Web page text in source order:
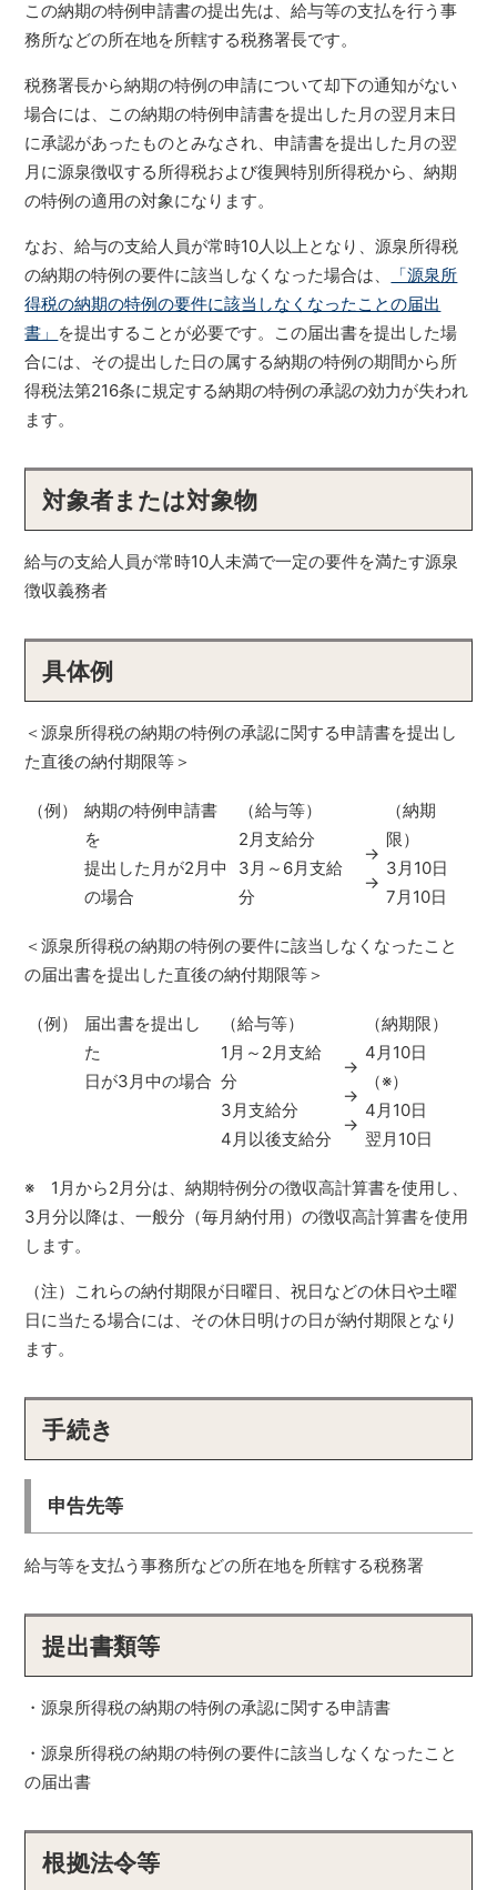
この納期の特例申請書の提出先は、給与等の支払を行う事
務所などの所在地を所轄する税務署長です。
税務署長から納期の特例の申請について却下の通知がない
場合には、この納期の特例申請書を提出した月の翌月末日
に承認があったものとみなされ、申請書を提出した月の翌
月に源泉徴収する所得税および復興特別所得税から、納期
の特例の適用の対象になります。
なお、給与の支給人員が常時10人以上となり、源泉所得税
の納期の特例の要件に該当しなくなった場合は、
「源泉所
得税の納期の特例の要件に該当しなくなったことの届出
書」 を提出することが必要です。この届出書を提出した場
合には、その提出した日の属する納期の特例の期間から所
得税法第216条に規定する納期の特例の承認の効力が失われ
ます。
対象者または対象物
給与の支給人員が常時10人未満で一定の要件を満たす源泉
徴収義務者
具体例
＜源泉所得税の納期の特例の承認に関する申請書を提出し
た直後の納付期限等＞
（例）
納期の特例申請書
を
提出した月が2月中
の場合
（給与等）
2月支給分
3月～6月支給
分
→
→
（納期
限）
3月10日
7月10日
＜源泉所得税の納期の特例の要件に該当しなくなったこと
の届出書を提出した直後の納付期限等＞
（例）
届出書を提出し
た
日が3月中の場合
（給与等）
1月～2月支給
分
3月支給分
4月以後支給分
→
→
→
（納期限）
4月10日
（※）
4月10日
翌月10日
※ 1月から2月分は、納期特例分の徴収高計算書を使用し、
3月分以降は、一般分（毎月納付用）の徴収高計算書を使用
します。
（注）これらの納付期限が日曜日、祝日などの休日や土曜
日に当たる場合には、その休日明けの日が納付期限となり
ます。
手続き
申告先等
給与等を支払う事務所などの所在地を所轄する税務署
提出書類等
・源泉所得税の納期の特例の承認に関する申請書
・源泉所得税の納期の特例の要件に該当しなくなったこと
の届出書
根拠法令等